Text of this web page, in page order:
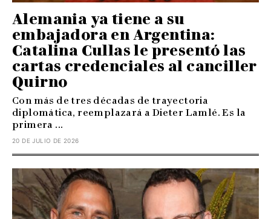
Alemania ya tiene a su
embajadora en Argentina:
Catalina Cullas le presentó las
cartas credenciales al canciller
Quirno
Con más de tres décadas de trayectoria
diplomática, reemplazará a Dieter Lamlé. Es la
primera ...
20 DE JULIO DE 2026